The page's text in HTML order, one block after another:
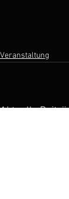
Veranstaltung
Aktuelle